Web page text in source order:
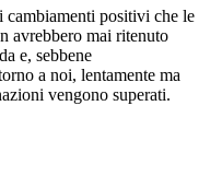
positivi che le
avrebbero mai ritenuto
e, sebbene
a noi, lentamente ma
vengono superati.